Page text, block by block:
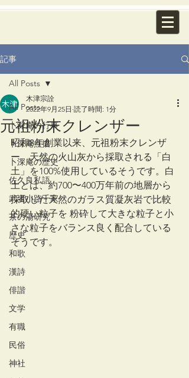
記事
All Posts
卜深庵の行事
卜深庵点描
卜深庵の歴史
佐久良私語
武者小路千家
茶の湯研究
歴史
和歌
漢詩
俳諧
文学
有職
民俗
神社
All Posts
元祖粉末クレンザー
木津宗詮
2022年9月25日 読了時間: 1分
昭和8年創業以来、元祖粉末クレンザ
ー。天然の火山灰から採取される「白
土」を100%使用しているそうです。白
土とは、約700〜400万年前の地層から
採取した天然のガラス質凝灰岩で比較
的硬い粒子を 粉砕して大きな粒子と小
さな粒子をバランス良く配合している
そうです。